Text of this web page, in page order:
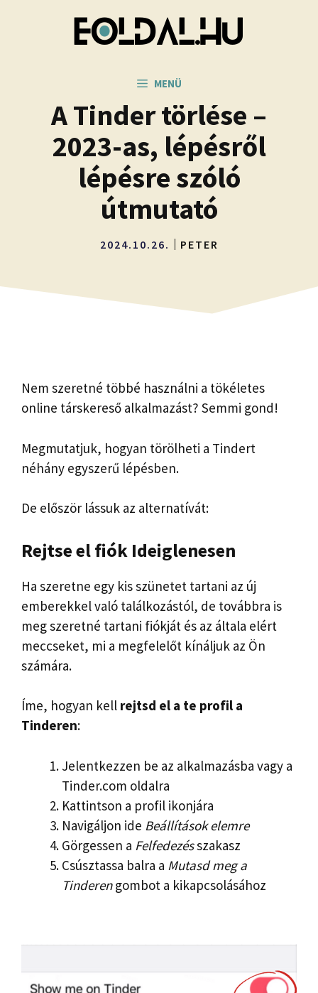
MENÜ
A Tinder törlése –
2023-as, lépésről
lépésre szóló
útmutató
2024.10.26. PETER
Nem szeretné többé használni a tökéletes
online társkereső alkalmazást? Semmi gond!
Megmutatjuk, hogyan törölheti a Tindert
néhány egyszerű lépésben.
De először lássuk az alternatívát:
Rejtse elfiók Ideiglenesen
Ha szeretne egy kis szünetet tartani az új
emberekkel való találkozástól, de továbbra is
meg szeretné tartani fiókját és az általa elért
meccseket, mi a megfelelőt kínáljuk az Ön
számára.
Íme, hogyan kell rejtsd el a te profil a
Tinderen:
Jelentkezzen be az alkalmazásba vagy a
Tinder.com oldalra
Kattintson a profil ikonjára
Navigáljon ide Beállítások elemre
Görgessen a Felfedezésszakasz
Csúsztassa balra a Mutasd meg a
Tinderengombot a kikapcsolásához